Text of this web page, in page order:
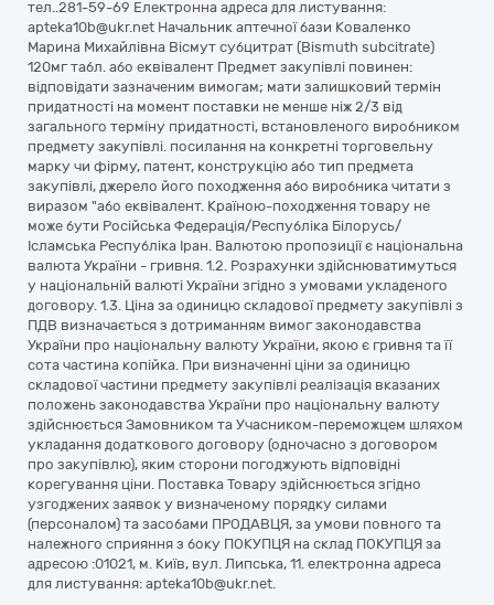
тел..281-59-69 Електронна адреса для листування:
apteka10b@ukr.net Начальник аптечної бази Коваленко
Марина Михайлівна Вісмут субцитрат (Bismuth subcitrate)
120мг табл. або еквівалент Предмет закупівлі повинен:
відповідати зазначеним вимогам; мати залишковий термін
придатності на момент поставки не менше ніж 2/3 від
загального терміну придатності, встановленого виробником
предмету закупівлі. посилання на конкретні торговельну
марку чи фірму, патент, конструкцію або тип предмета
закупівлі, джерело його походження або виробника читати з
виразом "або еквівалент. Країною-походження товару не
може бути Російська Федерація/Республіка Білорусь/
Ісламська Республіка Іран. Валютою пропозиції є національна
валюта України - гривня. 1.2. Розрахунки здійснюватимуться
у національній валюті України згідно з умовами укладеного
договору. 1.3. Ціна за одиницю складової предмету закупівлі з
ПДВ визначається з дотриманням вимог законодавства
України про національну валюту України, якою є гривня та її
сота частина копійка. При визначенні ціни за одиницю
складової частини предмету закупівлі реалізація вказаних
положень законодавства України про національну валюту
здійснюється Замовником та Учасником-переможцем шляхом
укладання додаткового договору (одночасно з договором
про закупівлю), яким сторони погоджують відповідні
корегування ціни. Поставка Товару здійснюється згідно
узгоджених заявок у визначеному порядку силами
(персоналом) та засобами ПРОДАВЦЯ, за умови повного та
належного сприяння з боку ПОКУПЦЯ на склад ПОКУПЦЯ за
адресою :01021, м. Київ, вул. Липська, 11. електронна адреса
для листування: apteka10b@ukr.net.